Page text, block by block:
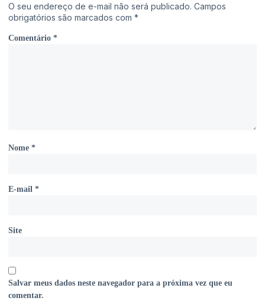
O seu endereço de e-mail não será publicado. Campos
obrigatórios são marcados com *
Comentário *
Nome *
E-mail *
Site
Salvar meus dados neste navegador para a próxima vez que eu
comentar.